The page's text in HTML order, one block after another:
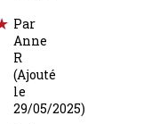
Par
Anne
R
(Ajouté
le
29/05/2025)